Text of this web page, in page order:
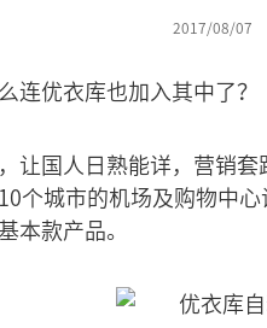
2017/08/07
连优衣库也加入其中了？
国人日熟能详，营销套
个城市的机场及购物中
本款产品。